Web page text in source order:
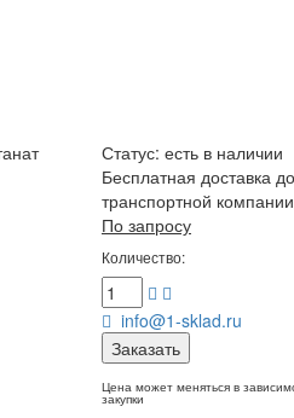
Статус: есть в наличии
Бесплатная доставка
транспортной компании
По запросу
Количество:
info@1-sklad.ru
Заказать
Цена может меняться в
закупки